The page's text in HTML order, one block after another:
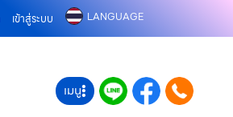
เข้าสู่ระบบ LANGUAGE
เมนู